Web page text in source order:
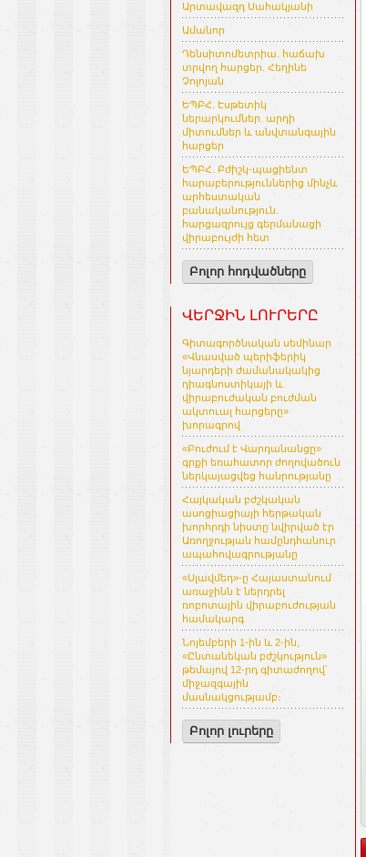
Արտավազդ Սահակյանի
Ամանոր
Դենսիտոմետրիա. հաճախ
տրվող հարցեր. Հեղինե
Չոլոյան
ԵՊԲՀ. Էսթետիկ
ներարկումներ. արդի
միտումներ և անվտանգային
հարցեր
ԵՊԲՀ. Բժիշկ-պացիենտ
հարաբերություններից մինչև
արհեստական
բանականություն.
հարցազրույց գերմանացի
վիրաբույժի հետ
Բոլոր հոդվածները
ՎԵՐՋԻՆ ԼՈՒՐԵՐԸ
Գիտագործնական սեմինար
«Վնասված պերիֆերիկ
նյարդերի ժամանակակից
դիագնոստիկայի և
վիրաբուժական բուժման
ակտուալ հարցերը»
խորագրով
«Բուժում է Վարդանանցը»
գրքի եռահատոր ժողովածուն
ներկայացվեց հանրությանը
Հայկական բժշկական
ասոցիացիայի հերթական
խորհրդի նիստը նվիրված էր
Առողջության համընդհանուր
ապահովագրությանը
«Սլավմեդ»-ը Հայաստանում
առաջինն է ներդրել
ռոբոտային վիրաբուժության
համակարգ
Նոյեմբերի 1-ին և 2-ին,
«Ընտանեկան բժշկություն»
թեմայով 12-րդ գիտաժողով՝
միջազգային
մասնակցությամբ։
Բոլոր լուրերը